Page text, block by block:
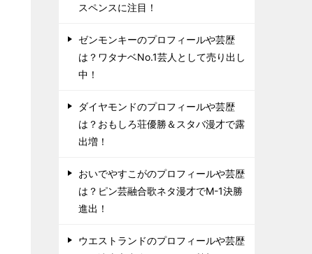
スペンスに注目！
ゼンモンキーのプロフィールや芸歴
は？ワタナベNo.1芸人として売り出し
中！
ダイヤモンドのプロフィールや芸歴
は？おもしろ荘優勝＆スタバ漫才で露
出増！
おいでやすこがのプロフィールや芸歴
は？ピン芸融合歌ネタ漫才でM-1決勝
進出！
ウエストランドのプロフィールや芸歴